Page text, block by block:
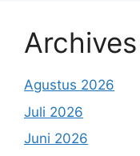
Archives
Agustus 2026
Juli 2026
Juni 2026